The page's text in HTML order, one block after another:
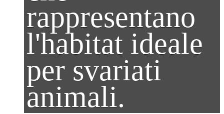
rappresentano
l'habitat ideale
per svariati
animali.